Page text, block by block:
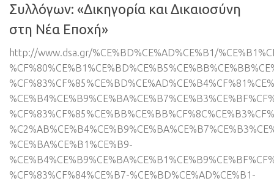
Συλλόγων: «Δικηγορία και Δικαιοσύνη
στη Νέα Εποχή»
http://www.dsa.gr/%CE%BD%CE%AD%CE%B1/
%CE%BA%CE%B1%CE%B9-
%CF%83%CF%84%CE%B7-%CE%BD%CE%AD%CE%B1-